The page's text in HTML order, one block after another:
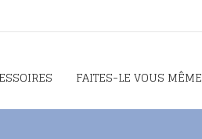
FAITES-LE VOUS MÊME